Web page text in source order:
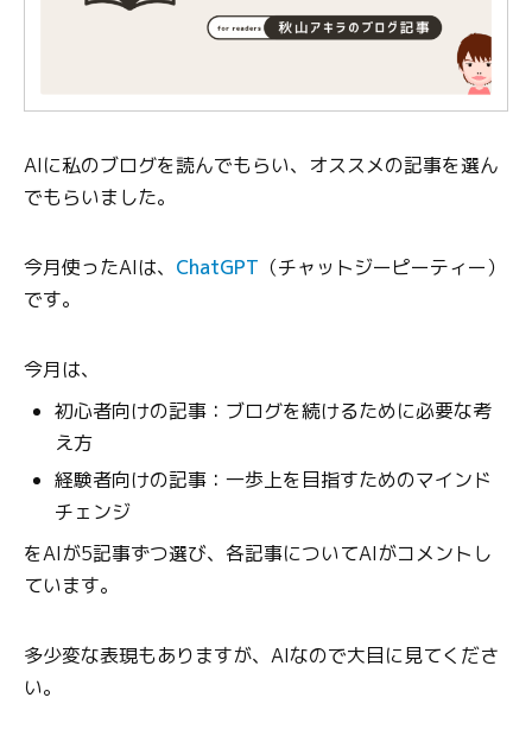
AIに私のブログを読んでもらい、オススメの記事を選ん
でもらいました。
今月使ったAIは、 ChatGPT （チャットジーピーティー）
です。
今月は、
初心者向けの記事：ブログを続けるために必要な考
え方
経験者向けの記事：一歩上を目指すためのマインド
チェンジ
をAIが5記事ずつ選び、各記事についてAIがコメントし
ています。
多少変な表現もありますが、AIなので大目に見てくださ
い。